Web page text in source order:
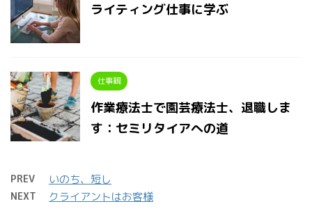
ライティング仕事に学ぶ
仕事観
作業療法士で園芸療法士、退職しま
す：セミリタイアへの道
PREV いのち、短し
NEXT クライアントはお客様